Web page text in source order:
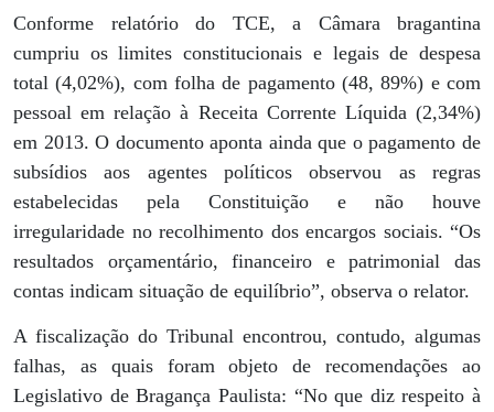
Conforme relatório do TCE, a Câmara bragantina
cumpriu os limites constitucionais e legais de despesa
total (4,02%), com folha de pagamento (48, 89%) e com
pessoal em relação à Receita Corrente Líquida (2,34%)
em 2013. O documento aponta ainda que o pagamento de
subsídios aos agentes políticos observou as regras
estabelecidas pela Constituição e não houve
irregularidade no recolhimento dos encargos sociais. “Os
resultados orçamentário, financeiro e patrimonial das
contas indicam situação de equilíbrio”, observa o relator.
A fiscalização do Tribunal encontrou, contudo, algumas
falhas, as quais foram objeto de recomendações ao
Legislativo de Bragança Paulista: “No que diz respeito à